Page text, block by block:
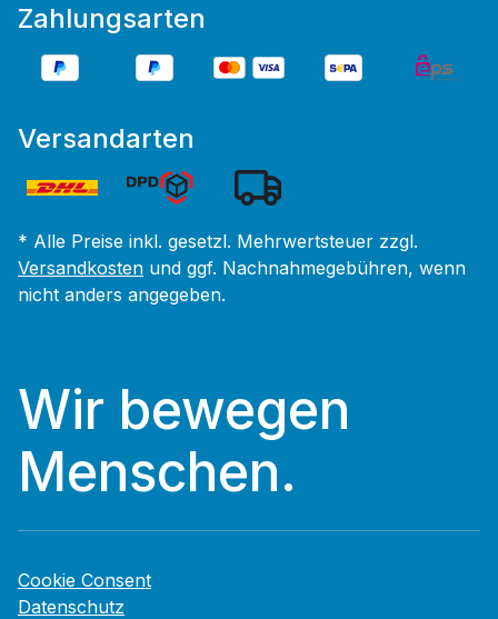
Zahlungsarten
Versandarten
* Alle Preise inkl. gesetzl. Mehrwertsteuer zzgl.
Versandkosten und ggf. Nachnahmegebühren, wenn
nicht anders angegeben.
Wir bewegen
Menschen.
Cookie Consent
Datenschutz